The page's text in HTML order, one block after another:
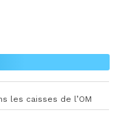
les caisses de l’OM